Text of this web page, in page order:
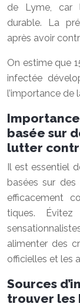
de Lyme, car
durable. La
après avoir
On estime que
infectée
l’importance de
basée sur
lutter
Il est essentiel
basées sur
efficacement
tiques.
alimenter des
officielles et les
Sources
trouver les